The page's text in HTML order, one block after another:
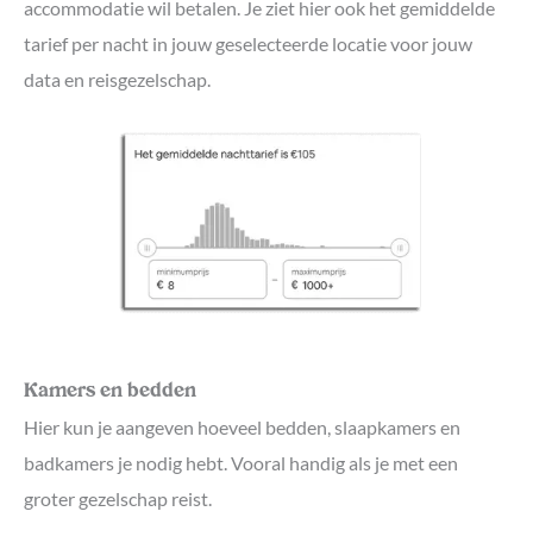
accommodatie wil betalen. Je ziet hier ook het gemiddelde
tarief per nacht in jouw geselecteerde locatie voor jouw
data en reisgezelschap.
Kamers en bedden
Hier kun je aangeven hoeveel bedden, slaapkamers en
badkamers je nodig hebt. Vooral handig als je met een
groter gezelschap reist.